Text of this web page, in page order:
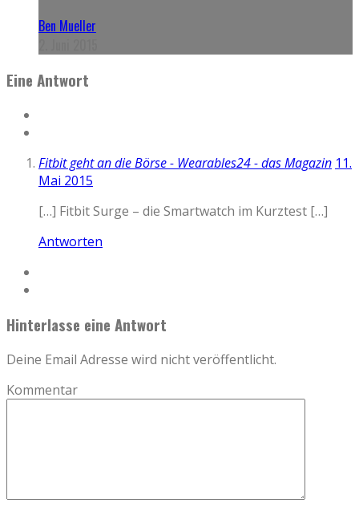
Ben Mueller
Eine Antwort
Fitbit geht an die Börse - Wearables24 - das Magazin 11.
Mai 2015
[…] Fitbit Surge – die Smartwatch im Kurztest […]
Antworten
Hinterlasse eine Antwort
Deine Email Adresse wird nicht veröffentlicht.
Kommentar